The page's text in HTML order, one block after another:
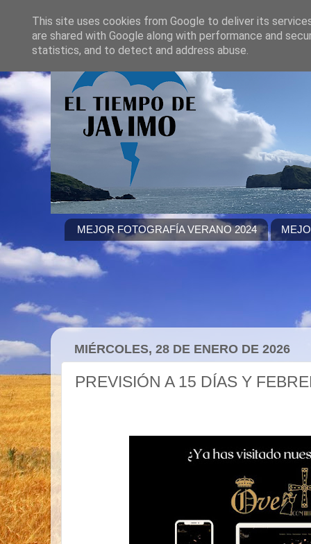
MEJOR FOTOGRAFÍA VERANO 2024
MIÉRCOLES, 28 DE ENERO DE 2026
PREVISIÓN A 15 DÍAS Y
This site uses cookies from Google to deliver its
are shared with Google along with performance and
statistics, and to detect and address abuse.